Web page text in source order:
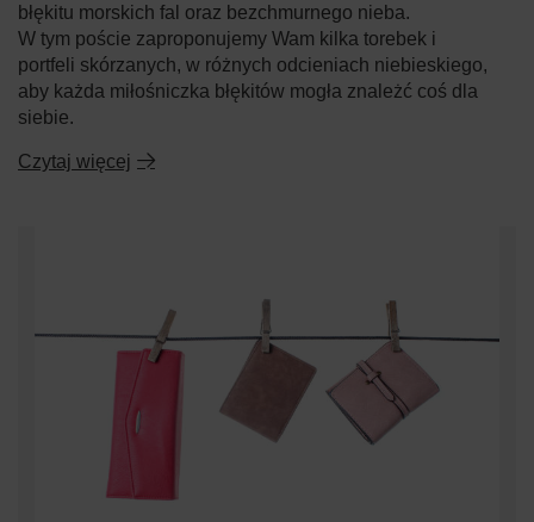
błękitu morskich fal oraz bezchmurnego nieba.
W tym poście zaproponujemy Wam kilka torebek i
portfeli skórzanych, w różnych odcieniach niebieskiego,
aby każda miłośniczka błękitów mogła znależć coś dla
siebie.
Czytaj więcej